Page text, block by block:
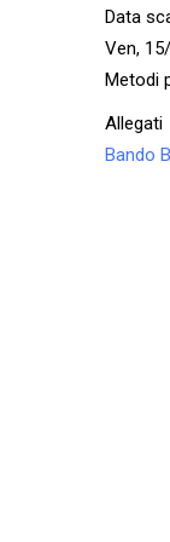
Data
Ven,
Metodi
Allegati
Bando